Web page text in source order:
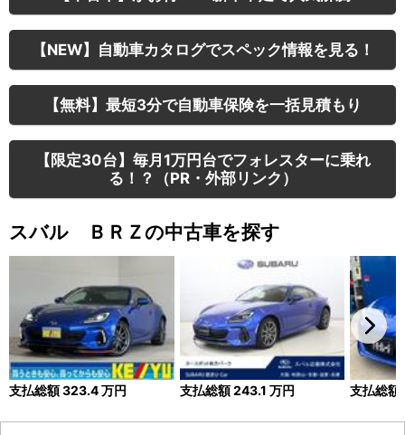
【NEW】自動車カタログでスペック情報を見る！
【無料】最短3分で自動車保険を一括見積もり
【限定30台】毎月1万円台でフォレスターに乗れ
る！？（PR・外部リンク）
スバル ＢＲＺの中古車を探す
支払総額323.4万円 支払総額243.1 万円 支払総額